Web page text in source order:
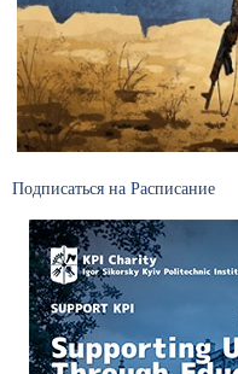
Подписаться на Расписание